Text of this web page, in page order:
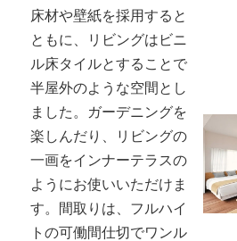
床材や壁紙を採用すると
ともに、リビングはビニ
ル床タイルとすることで
半屋外のような空間とし
ました。ガーデニングを
楽しんだり、リビングの
一画をインナーテラスの
ようにお使いいただけま
す。間取りは、フルハイ
トの可働間仕切でワンル